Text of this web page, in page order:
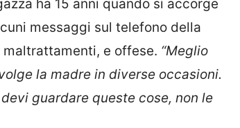
ha 15 anni quando si accorge
messaggi sul telefono della
e offese. “Meglio
la madre in diverse occasioni.
guardare queste cose, non le